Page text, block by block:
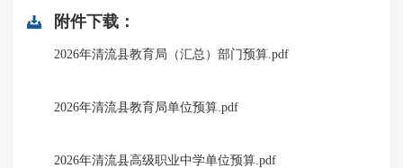
附件下载：
2026年清流县教育局（汇总）部门预算.pdf
2026年清流县教育局单位预算.pdf
2026年清流县高级职业中学单位预算.pdf